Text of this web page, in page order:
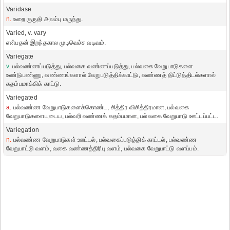
Varidase
n. உறை குருதி அலம்பு மருந்து.
Varied, v. vary
என்பதன் இறந்தகால முடிவெச்ச வடிவம்.
Variegate
v. பல்வண்ணப்படுத்து, பல்வகை வண்ணப்படுத்து, பல்வகை வேறுபாடுகளை
உண்டுபண்ணு, வண்ணங்களால் வேறுபடுத்திக்காட்டு, வண்ணத் திட்டுத்திடல்களால்
கதம்பமாக்கிக் காட்டு.
Variegated
a. பல்வண்ண வேறுபாடுகளைக்கொண்ட, சித்திர விசித்திரமான, பல்வகை
வேறுபாடுகளையுடைய, பல்வரி வண்ணக் கதம்பமான, பல்வகை வேறுபாடு ஊட்டப்பட்ட.
Variegation
n. பல்வண்ண வேறுபாடுகள் ஊட்டல், பல்வகைப்படுத்திக் காட்டல், பல்வண்ண
வேறுபாட்டு வளம், வகை வண்ணத்திரிபு வளம், பல்வகை வேறுபாட்டு வளப்பம்.